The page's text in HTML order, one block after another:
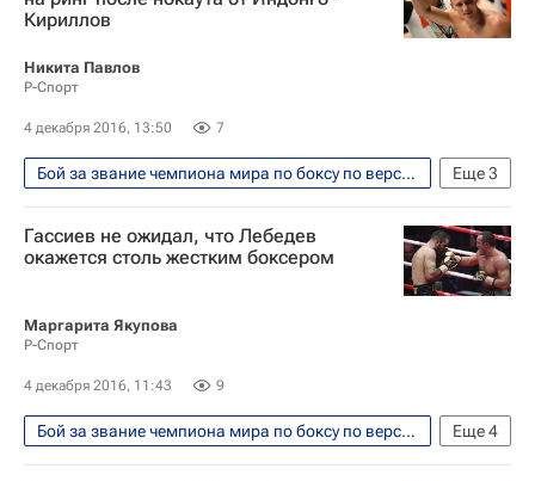
Кириллов
Никита Павлов
Р-Спорт
4 декабря 2016, 13:50 7
Еще3
Бой за звание чемпиона мира по боксу по версиям WBA и IBF между россиянами Денисом Лебедевым и Муратом Гассиевым прошел 3 декабря 2016
Единоборства
Спорт
Эдуард Трояновский
Гассиев не ожидал, что Лебедев
окажется столь жестким боксером
Маргарита Якупова
Р-Спорт
4 декабря 2016, 11:43 9
Еще4
Бой за звание чемпиона мира по боксу по версиям WBA и IBF между россиянами Денисом Лебедевым и Муратом Гассиевым прошел 3 декабря 2016
Единоборства
Спорт
IBF